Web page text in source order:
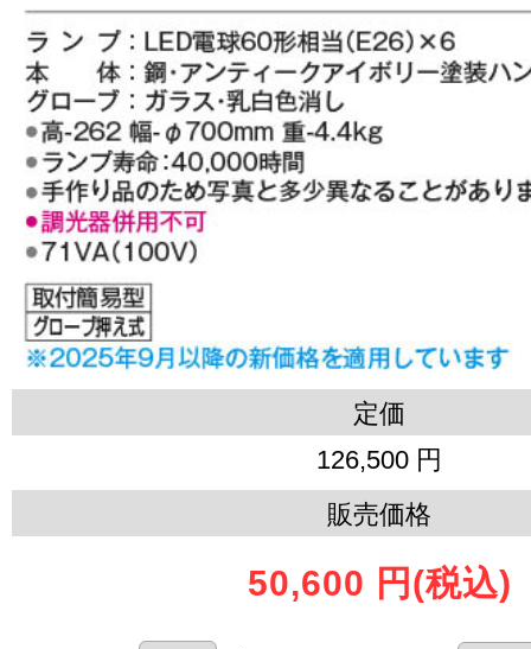
定価
126,500 円
販売価格
50,600 円 (税込)